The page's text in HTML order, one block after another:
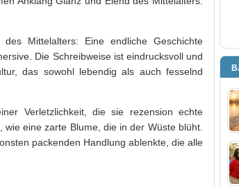
Mittelalters: Eine endliche Geschichte
Die Schreibweise ist eindrucksvoll und
das sowohl lebendig als auch fesselnd
Verletzlichkeit, die sie rezension echte
eine zarte Blume, die in der Wüste blüht.
packenden Handlung ablenkte, die alle